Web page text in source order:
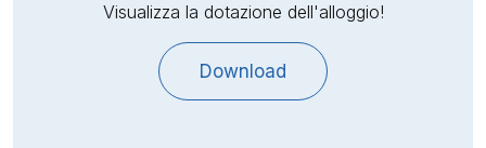
Visualizza la dotazione dell'alloggio!
Download